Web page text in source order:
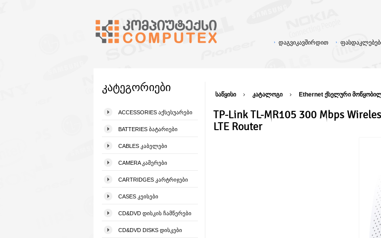
დაგვიკავშირდით
კატეგორიები
ACCESSORIES ᲐᲥᲡᲔᲡᲣᲐᲠᲔᲑᲘ
BATTERIES ᲑᲐᲢᲐᲠᲘᲔᲑᲘ
CABLES ᲙᲐᲑᲔᲚᲔᲑᲘ
CAMERA ᲙᲐᲛᲔᲠᲔᲑᲘ
CARTRIDGES ᲙᲐᲠᲢᲠᲘᲯᲔᲑᲘ
CASES ᲙᲔᲘᲡᲔᲑᲘ
CD&DVD ᲓᲘᲡᲙᲘᲡ ᲩᲐᲛᲬᲔᲠᲔᲑᲘ
CD&DVD DISKS ᲓᲘᲡᲙᲔᲑᲘ
საწყისი კატალოგი Ethernet ქსელური
TP-Link TL-MR105 300 Mbps
LTE Router